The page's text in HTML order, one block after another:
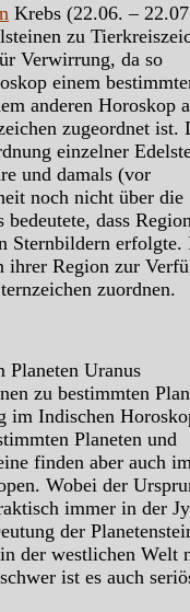
Krebs (22.06. –
zu
Verwirrung, da so
einem
anderen Horoskop
zugeordnet ist.
einzelner
und damals (vor
noch nicht über die
dass
Sternbildern erfolgte.
ihrer Region zur
zuordnen.
Planeten Uranus
zu bestimmten
im Indischen
Planeten und
finden aber auch
Wobei der
immer in der
der
der westlichen Welt
ist es auch